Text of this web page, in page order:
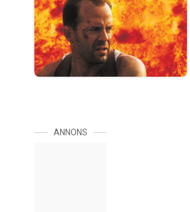
ANNONS